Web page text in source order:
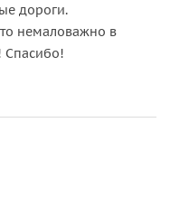
дороги.
немаловажно в
Спасибо!